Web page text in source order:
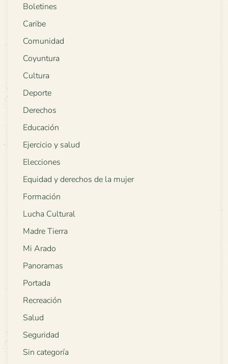
Boletines
Caribe
Comunidad
Coyuntura
Cultura
Deporte
Derechos
Educación
Ejercicio y salud
Elecciones
Equidad y derechos de la mujer
Formación
Lucha Cultural
Madre Tierra
Mi Arado
Panoramas
Portada
Recreación
Salud
Seguridad
Sin categoría